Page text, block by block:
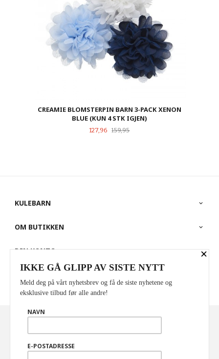
CREAMIE BLOMSTERPIN BARN 3-PACK XENON
BLUE (KUN 4 STK IGJEN)
Tilbud
127,96 159,95Rabatt
KULEBARN
OM BUTIKKEN
DIN KONTO
FRAKT KJØPSBETINGELSER
×
IKKE GÅ GLIPP AV SISTE NYTT
Meld deg på vårt nyhetsbrev og få de siste nyhetene og
eksklusive tilbud før alle andre!
NAVN
E-POSTADRESSE